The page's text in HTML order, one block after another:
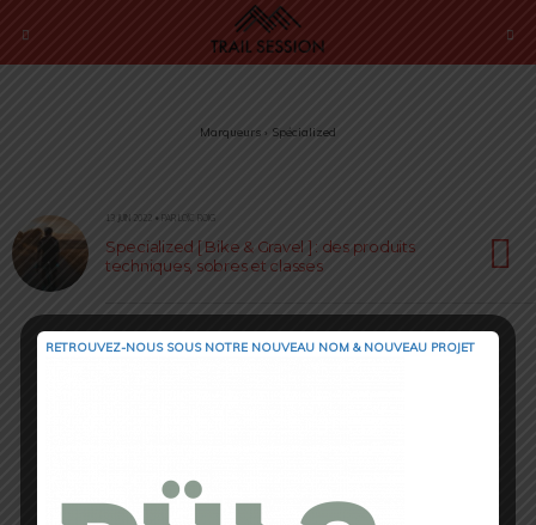
Marqueurs › Spécialized
13 JUIN 2022 • PAR LOÏC ROIG
Specialized [ Bike & Gravel ] : des produits
techniques, sobres et classes
RETROUVEZ-NOUS SOUS NOTRE NOUVEAU NOM & NOUVEAU PROJET